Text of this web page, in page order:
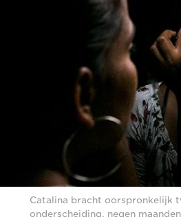
Catalina bracht oorspronkelijk
onderscheiding, negen